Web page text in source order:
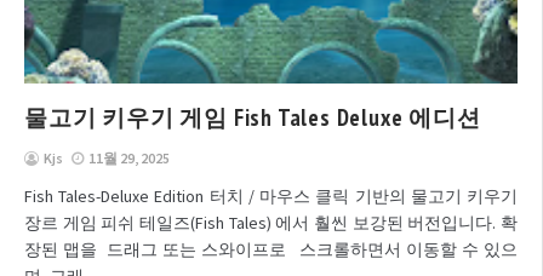
물고기 키우기 게임 Fish Tales Deluxe 에디션
Kjs 11월 29, 2025
Fish Tales-Deluxe Edition 터치 / 마우스 클릭 기반의 물고기 키우기
장르 게임 피쉬 테일즈(Fish Tales) 에서 훨씬 보강된 버전입니다. 확
장된 맵을 드래그 또는 스와이프로 스크롤하면서 이동할 수 있으